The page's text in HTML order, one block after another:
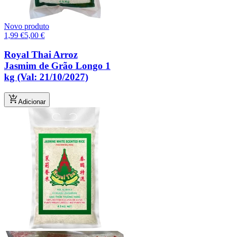
Novo produto
1,99 €5,00 €
Royal Thai Arroz
Jasmim de Grão Longo 1
kg (Val: 21/10/2027)
Adicionar